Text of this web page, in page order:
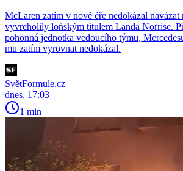
McLaren zatím v nové éře nedokázal navázat
vyvrcholily loňským titulem Landa Norrise.
pohonná jednotka vedoucího týmu,
mu zatím vyrovnat nedokázal.
SvětFormule.cz
dnes, 17:03
1 min